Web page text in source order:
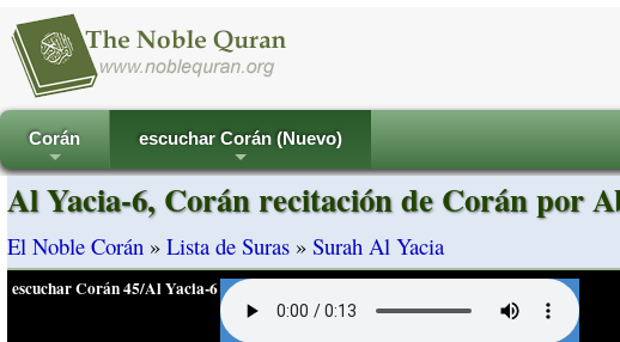
+
Corán
+
escuchar Corán (Nuevo)
Al Yacia-6, Corán recitación de Corán por
El Noble Corán » Lista de Suras » Surah Al Yacia
escuchar Corán 45/Al Yacia-6